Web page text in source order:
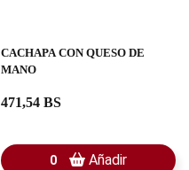
CACHAPA CON QUESO DE
MANO
471,54 BS
0 Añadir